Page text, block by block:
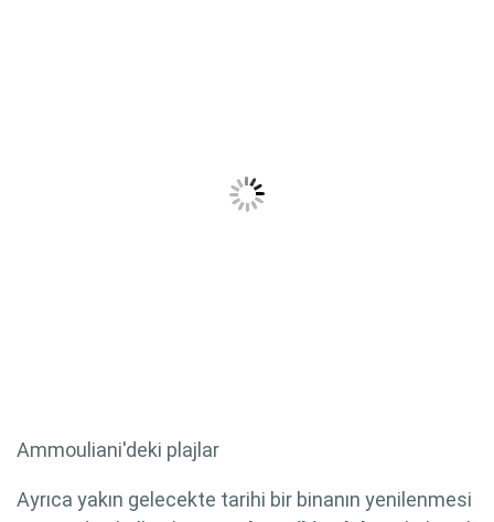
Ammouliani'deki plajlar
Ayrıca yakın gelecekte tarihi bir binanın yenilenmesi